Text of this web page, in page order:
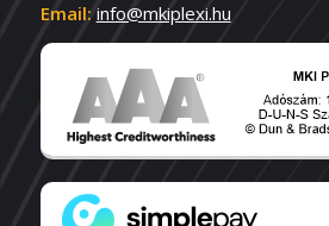
Email: info@mkiplexi.hu